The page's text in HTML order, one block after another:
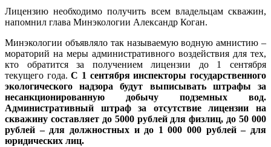
Лицензию необходимо получить всем владельцам скважин,
напомнил глава Минэкологии Александр Коган.
Минэкологии объявляло так называемую водную амнистию –
мораторий на меры административного воздействия для тех,
кто обратится за получением лицензии до 1 сентября
текущего года.С 1 сентября инспекторы государственного
экологического надзора будут выписывать штрафы за
несанкционированную добычу подземных вод.
Административный штраф за отсутствие лицензии на
скважину составляет до 5000 рублей для физлиц, до 50 000
рублей – для должностных и до 1 000 000 рублей – для
юридических лиц.